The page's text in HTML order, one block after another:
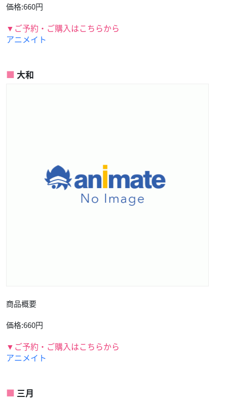
価格:660円
▼ご予約・ご購入はこちらから
アニメイト
大和
商品概要
価格:660円
▼ご予約・ご購入はこちらから
アニメイト
三月